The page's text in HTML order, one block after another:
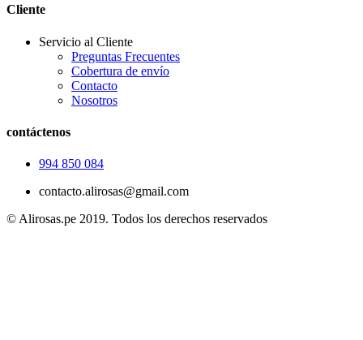
Cliente
Servicio al Cliente
Preguntas Frecuentes
Cobertura de envío
Contacto
Nosotros
contáctenos
994 850 084
contacto.alirosas@gmail.com
© Alirosas.pe 2019. Todos los derechos reservados